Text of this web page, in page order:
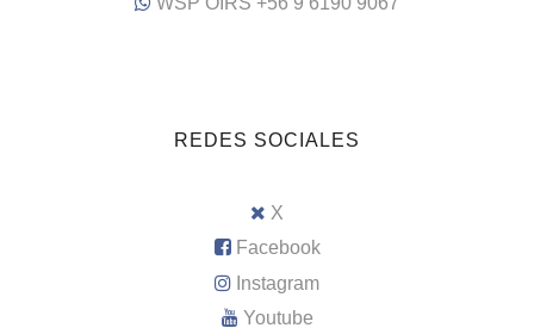
REDES SOCIALES
X
Facebook
Instagram
Youtube